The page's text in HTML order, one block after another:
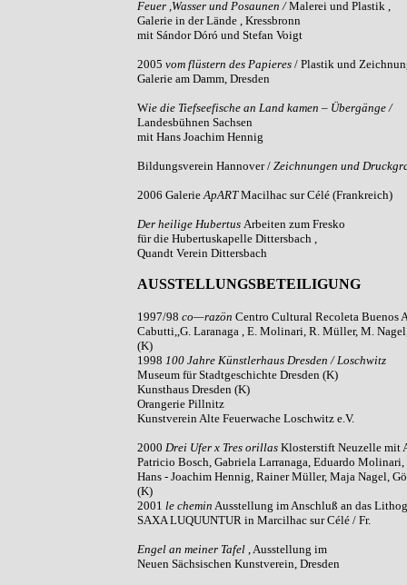
Feuer ,Wasser und Posaunen /Malerei und Plastik ,
Galerie in der Lände , Kressbronn
mit Sándor Dóró und Stefan Voigt
2005 vom flüstern des Papieres / Plastik und
Galerie am Damm, Dresden
Wie die Tiefseefische an Land kamen – Übergänge /
Landesbühnen Sachsen
mit Hans Joachim Hennig
Bildungsverein Hannover / Zeichnungen und
2006 GalerieApARTMacilhac sur Célé (Frankreich)
Der heilige Hubertus Arbeiten zum Fresko
für die Hubertuskapelle Dittersbach ,
Quandt Verein Dittersbach
AUSSTELLUNGSBETEILIGUNG
1997/98 co—razön Centro Cultural Recoleta Buenos
Cabutti,,G. Laranaga , E. Molinari, R. Müller, M.
(K)
1998 100 Jahre Künstlerhaus Dresden / Loschwitz
Museum für Stadtgeschichte Dresden (K)
Kunsthaus Dresden (K)
Orangerie Pillnitz
Kunstverein Alte Feuerwache Loschwitz e.V.
2000 Drei Ufer x Tres orillas Klosterstift Neuzelle mit
Patricio Bosch, Gabriela Larranaga, Eduardo
Hans - Joachim Hennig, Rainer Müller, Maja Nagel,
(K)
2001 le chemin Ausstellung im Anschluß an das
SAXA LUQUUNTUR in Marcilhac sur Célé / Fr.
Engel an meiner Tafel , Ausstellung im
Neuen Sächsischen Kunstverein, Dresden